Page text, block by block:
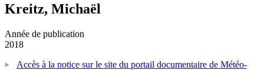
Kreitz, Michaël
Année de publication
2018
Accès à la notice sur le site du portail documentaire de Météo-